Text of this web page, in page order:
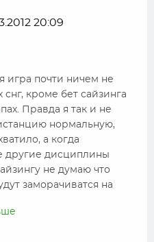
20:09
игра почти ничем не
снг, кроме бет сайзинга
Правда я так и не
нормальную,
а когда
другие дисциплины
не думаю что
заморачиватся на
на этих лимитах, ну а
Ну а в хедсапах